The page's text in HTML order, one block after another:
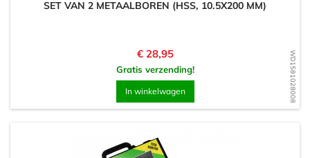
WD1581028008
SET VAN 2 METAALBOREN (HSS, 10.5X200 MM)
Prijs
€ 28,95
Gratis verzending!
In winkelwagen